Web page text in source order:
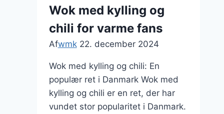
for
nøddeelskerne
Wok med kylling og
chili for varme fans
Afwmk 22. december 2024
Wok med kylling og chili: En
populær ret i Danmark Wok med
kylling og chili er en ret, der har
vundet stor popularitet i Danmark.